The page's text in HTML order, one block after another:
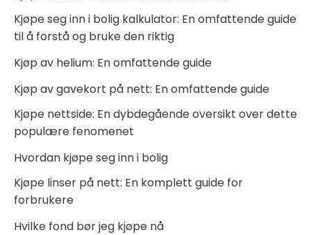
Kjøpe seg inn i bolig kalkulator: En omfattende guide
til å forstå og bruke den riktig
Kjøp av helium: En omfattende guide
Kjøp av gavekort på nett: En omfattende guide
Kjøpe nettside: En dybdegående oversikt over dette
populære fenomenet
Hvordan kjøpe seg inn i bolig
Kjøpe linser på nett: En komplett guide for
forbrukere
Hvilke fond bør jeg kjøpe nå